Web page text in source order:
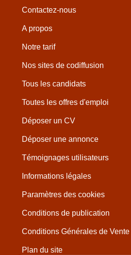
Contactez-nous
A propos
Notre tarif
Nos sites de codiffusion
Tous les candidats
Toutes les offres d'emploi
Déposer un CV
Déposer une annonce
Témoignages utilisateurs
Informations légales
Paramètres des cookies
Conditions de publication
Conditions Générales de Vente
Plan du site